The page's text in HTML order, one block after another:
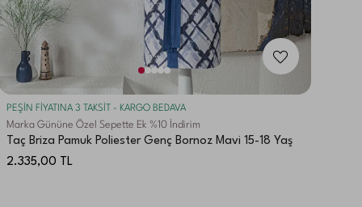
PEŞİN FİYATINA 3 TAKSİT - KARGO BEDAVA
Marka Gününe Özel Sepette Ek %10 İndirim
Taç Briza Pamuk Poliester Genç Bornoz Mavi 15-18 Yaş
2.335,00 TL